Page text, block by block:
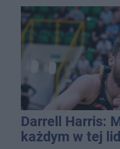
Darrell Harris:
każdym w tej